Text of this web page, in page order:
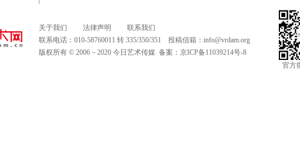
关于我们 法律声明
联系我们
联系电话：010-58760011 转 335/350/351 投稿信箱： info@vrdam.org
版权所有 © 2006－2020 今日艺术传媒 备案： 京ICP备11039214号-8
官方